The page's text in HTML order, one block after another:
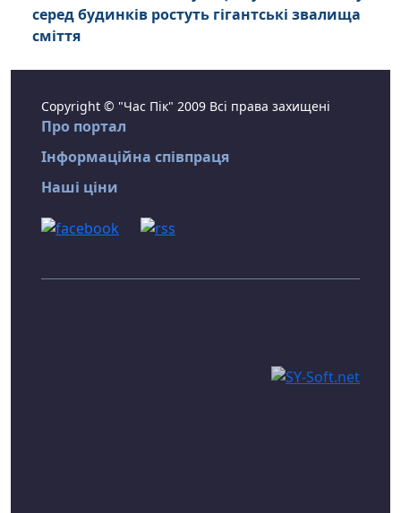
серед будинків ростуть гігантські звалища
сміття
Copyright © "Час Пік" 2009 Всі права захищені
Про портал
Інформаційна співпраця
Наші ціни